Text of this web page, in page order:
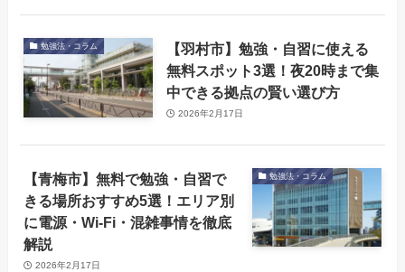
勉強法・コラム
【羽村市】勉強・自習に使える
無料スポット3選！夜20時まで集
中できる拠点の賢い選び方
2026年2月17日
勉強法・コラム
【青梅市】無料で勉強・自習で
きる場所おすすめ5選！エリア別
に電源・Wi-Fi・混雑事情を徹底
解説
2026年2月17日